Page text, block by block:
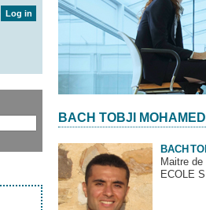
BACH TOBJI
BACH
Maitre
ECOLE